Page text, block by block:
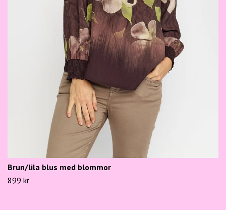
Brun/lila blus med blommor
899 kr